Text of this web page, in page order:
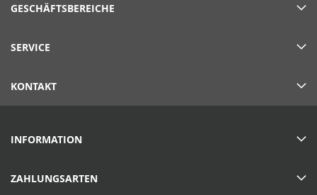
GESCHÄFTSBEREICHE
SERVICE
KONTAKT
INFORMATION
ZAHLUNGSARTEN